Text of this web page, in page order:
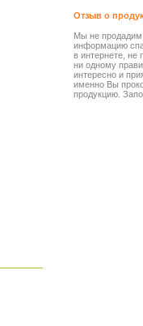
Отзыв о
Мы не
информацию
в интернете, не
ни одному
интересно и
именно Вы
продукцию.